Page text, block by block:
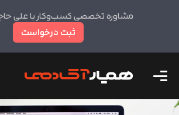
مشاوره تخصصی کسب‌وکار با علی
ثبت درخواست